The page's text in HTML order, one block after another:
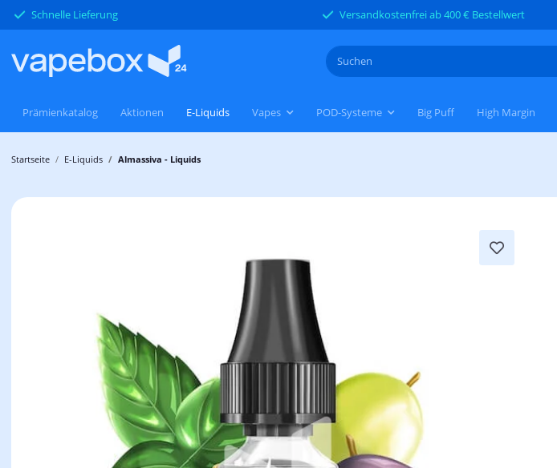
Schnelle Lieferung Versandkostenfrei ab 400 € Bestellwert
Aktionen E-Liquids Vapes POD-Systeme Big Puff High Margin
Prämienkatalog
Startseite E-Liquids Almassiva - Liquids